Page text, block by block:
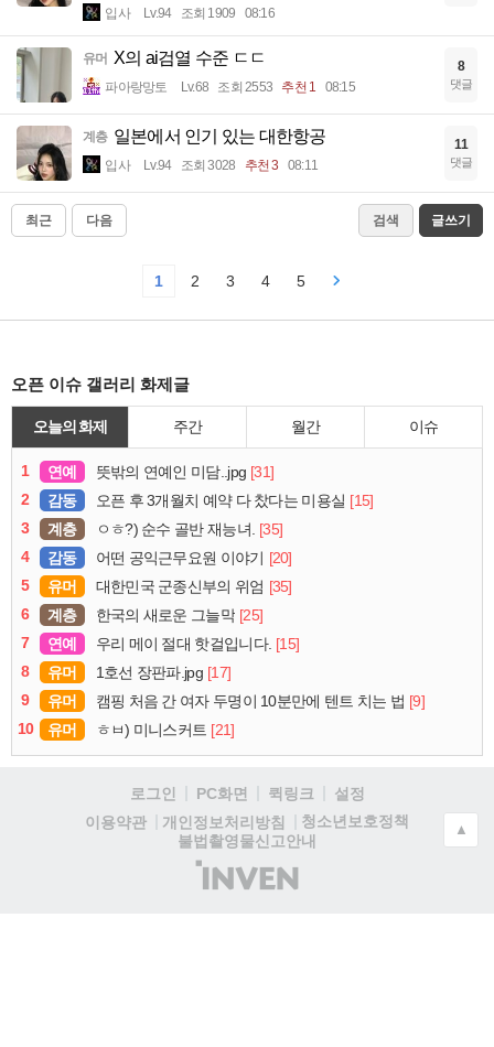
입사 Lv.94 조회 1909 08:16
유머 X의 ai검열 수준 ㄷㄷ
파아랑망토 Lv.68 조회 2553 추천 1 08:15
8
댓글
계층 일본에서 인기 있는 대한항공
입사 Lv.94 조회 3028 추천 3 08:11
11
댓글
최근 다음 검색 글쓰기
1 2 3 4 5
오픈 이슈 갤러리 화제글
오늘의 화제 주간 월간 이슈
1 연예 뜻밖의 연예인 미담..jpg [31]
2
감동 오픈 후 3개월치 예약 다 찼다는 미용실 [15]
3
계층 ㅇㅎ?) 순수 골반 재능녀. [35]
4
감동 어떤 공익근무요원 이야기 [20]
5
유머 대한민국 군종신부의 위엄 [35]
6
계층 한국의 새로운 그늘막 [25]
7
연예 우리 메이 절대 핫걸입니다. [15]
8
유머 1호선 장판파.jpg [17]
9
유머 캠핑 처음 간 여자 두명이 10분만에 텐트 치는 법 [9]
10
유머 ㅎㅂ) 미니스커트 [21]
로그인 PC화면 퀵링크
설정
이용약관
개인정보처리방침
청소년보호정책
불법촬영물신고안내
(주)
인
▲